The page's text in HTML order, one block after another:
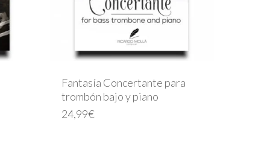
Fantasía Concertante para
trombón bajo y piano
24,99€